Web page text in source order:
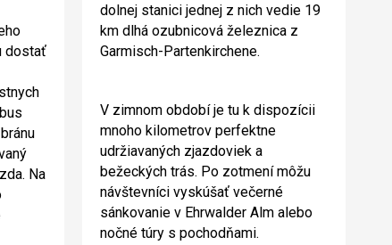
dostať
Na
dolnej stanici jednej z nich vedie 19
km dlhá ozubnicová železnica z
Garmisch-Partenkirchene.
V zimnom období je tu k dispozícii
mnoho kilometrov perfektne
udržiavaných zjazdoviek a
bežeckých trás. Po zotmení môžu
návštevníci vyskúšať večerné
sánkovanie v Ehrwalder Alm alebo
nočné túry s pochodňami.